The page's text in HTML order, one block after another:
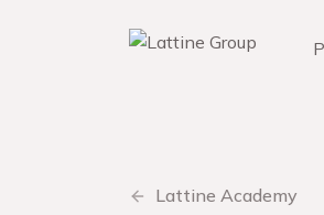
Lattine Academy